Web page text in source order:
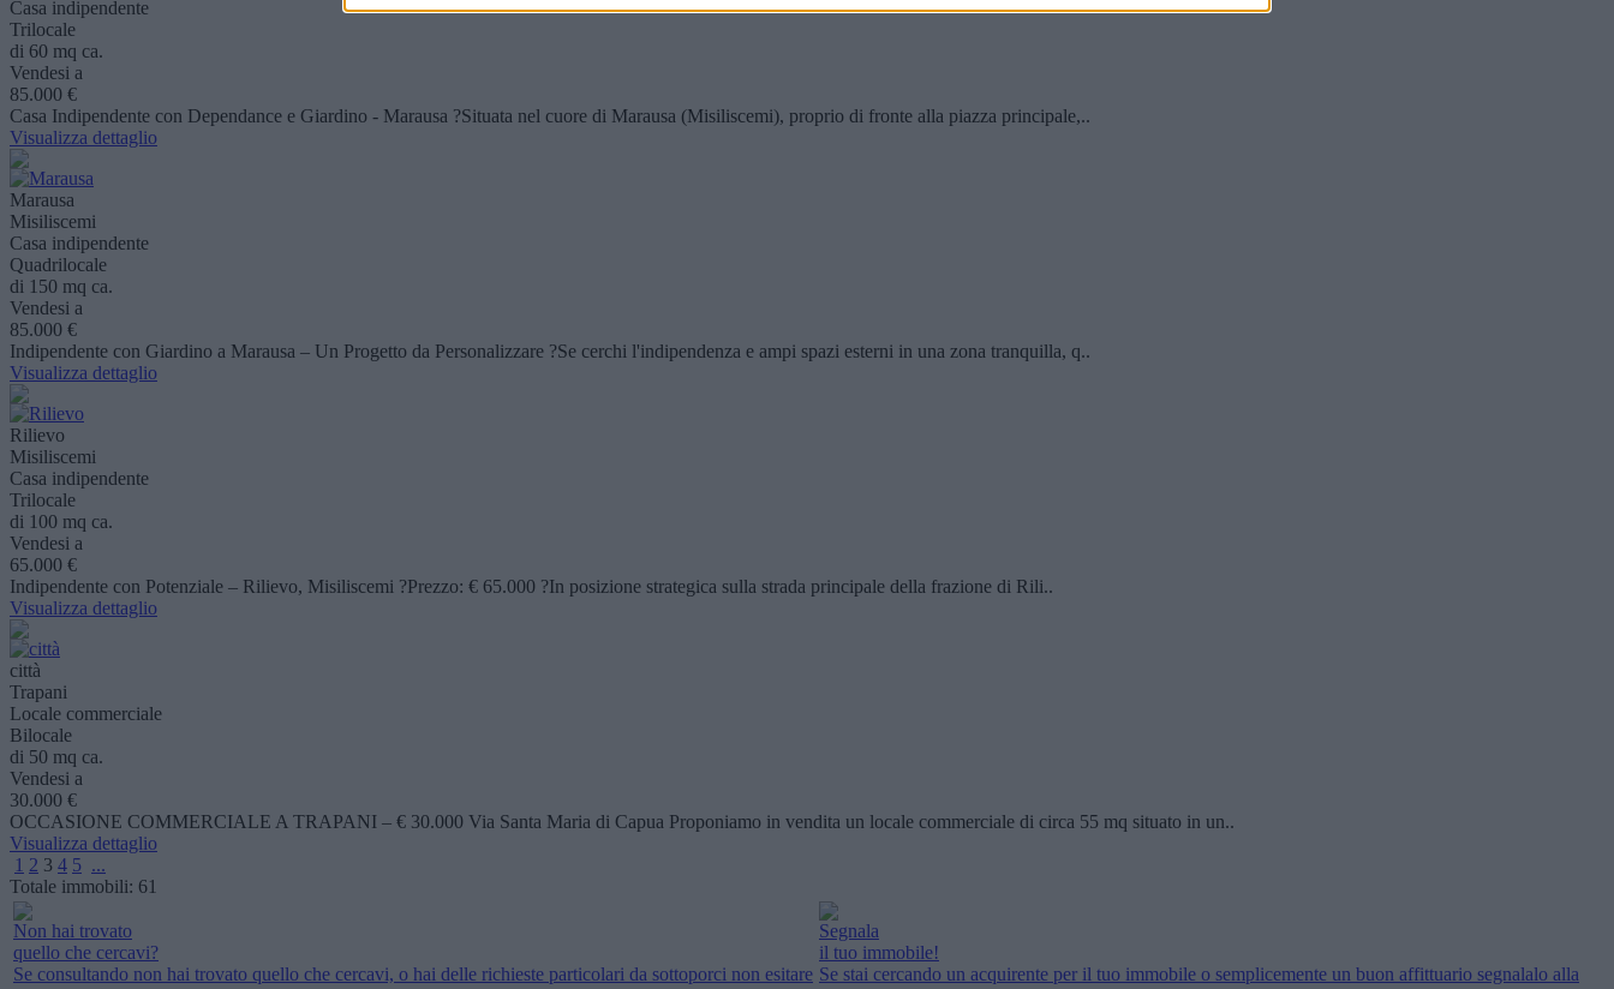
Casa indipendente
Trilocale
di 60 mq ca.
Vendesi a
85.000 €
Casa Indipendente con Dependance e Giardino - Marausa ?Situata nel cuore di Marausa (Misiliscemi), proprio di fronte alla piazza principale,..
Visualizza dettaglio
Marausa
Misiliscemi
Casa indipendente
Quadrilocale
di 150 mq ca.
Vendesi a
85.000 €
Indipendente con Giardino a Marausa – Un Progetto da Personalizzare ?Se cerchi l'indipendenza e ampi spazi esterni in una zona tranquilla, q..
Visualizza dettaglio
Rilievo
Misiliscemi
Casa indipendente
Trilocale
di 100 mq ca.
Vendesi a
65.000 €
Indipendente con Potenziale – Rilievo, Misiliscemi ?Prezzo: € 65.000 ?In posizione strategica sulla strada principale della frazione di Rili..
Visualizza dettaglio
città
Trapani
Locale commerciale
Bilocale
di 50 mq ca.
Vendesi a
30.000 €
OCCASIONE COMMERCIALE A TRAPANI – € 30.000 Via Santa Maria di Capua Proponiamo in vendita un locale commerciale di circa 55 mq situato in un..
Visualizza dettaglio
1 2 3 4 5 ...
Totale immobili: 61
Non hai trovato
quello che cercavi?
Se consultando non hai trovato quello che cercavi, o hai delle richieste particolari da sottoporci non esitare
Segnala
il tuo immobile!
Se stai cercando un acquirente per il tuo immobile o semplicemente un buon affittuario segnalalo alla